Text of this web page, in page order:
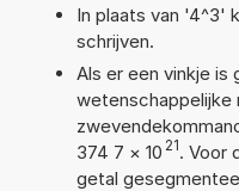
In plaats van '4^3'
schrijven.
Als er een vinkje is
wetenschappelijke
374 7 × 10 21. Voor
getal